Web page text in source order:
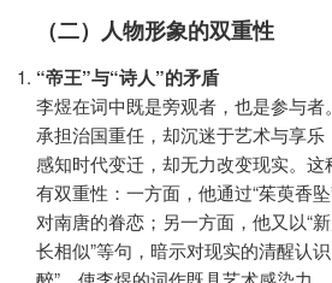
（二）人物形象的双重性
“帝王”与“诗人”的矛盾
李煜在词中既是旁观者，也是参与者
承担治国重任，却沉迷于艺术与享
感知时代变迁，却无力改变现实。
有双重性：一方面，他通过“茱萸香坠
对南唐的眷恋；另一方面，他又以“
长相似”等句，暗示对现实的清醒认